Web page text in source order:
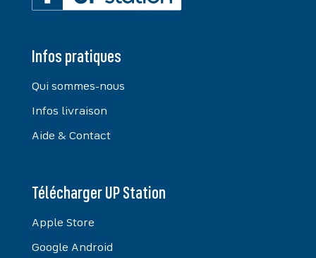
Infos pratiques
Qui sommes-nous
Infos livraison
Aide & Contact
Télécharger UP Station
Apple Store
Google Android